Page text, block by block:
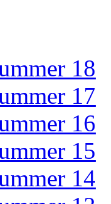
18
17
16
15
14